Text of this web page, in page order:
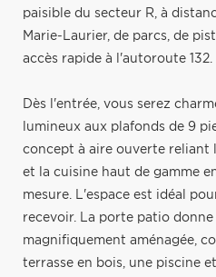
paisible du secteur R, à
Marie-Laurier, de parcs, de
accès rapide à l'autoroute 132.
Dès l'entrée, vous serez
lumineux aux plafonds de 9
concept à aire ouverte reliant
et la cuisine haut de gamme
mesure. L'espace est idéal
recevoir. La porte patio
magnifiquement aménagée,
terrasse en bois, une piscine